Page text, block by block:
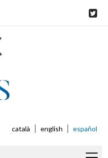
català english español